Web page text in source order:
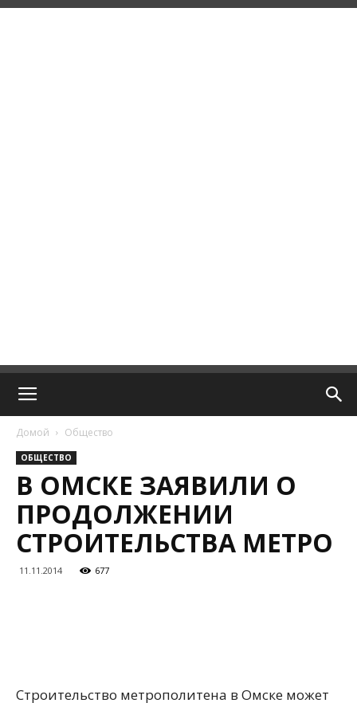
Домой Общество
ОБЩЕСТВО
В ОМСКЕ ЗАЯВИЛИ О
ПРОДОЛЖЕНИИ
СТРОИТЕЛЬСТВА МЕТРО
11.11.2014 677
Строительство метрополитена в Омске может